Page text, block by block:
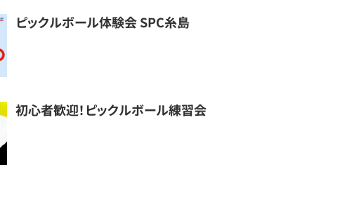
ピックルボール体験会 SPC糸島
初心者歓迎！ピックルボール練習会